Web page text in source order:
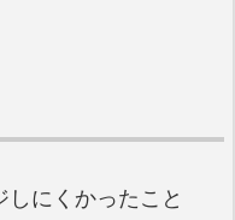
にくかったこと